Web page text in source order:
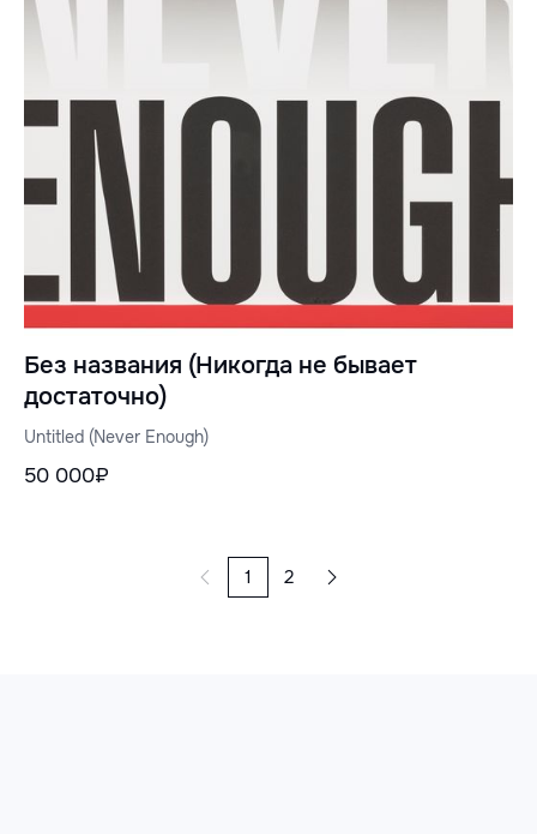
Без названия (Никогда не бывает
достаточно)
Untitled (Never Enough)
50 000₽
1 2